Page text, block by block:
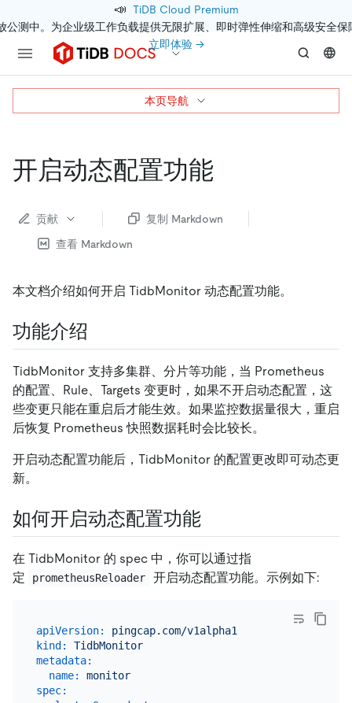
📣 TiDB Cloud Premium
公测中。为企业级工作负载提供无限扩展、即时弹性伸缩和高级安全保
立即体验 →
开启动态配置功能
贡献
复制 Markdown
查看 Markdown
本文档介绍如何开启 TidbMonitor 动态配置功能。
功能介绍
TidbMonitor 支持多集群、分片等功能，当 Prometheus
的配置、Rule、Targets 变更时，如果不开启动态配置，这
些变更只能在重启后才能生效。如果监控数据量很大，重启
后恢复 Prometheus 快照数据耗时会比较长。
开启动态配置功能后，TidbMonitor 的配置更改即可动态更
新。
如何开启动态配置功能
在 TidbMonitor 的 spec 中，你可以通过指
定
prometheusReloader 开启动态配置功能。示例如下:
apiVersion:
pingcap.com/v1alpha1
kind:
TidbMonitor
metadata:
name:
monitor
spec:
本页导航